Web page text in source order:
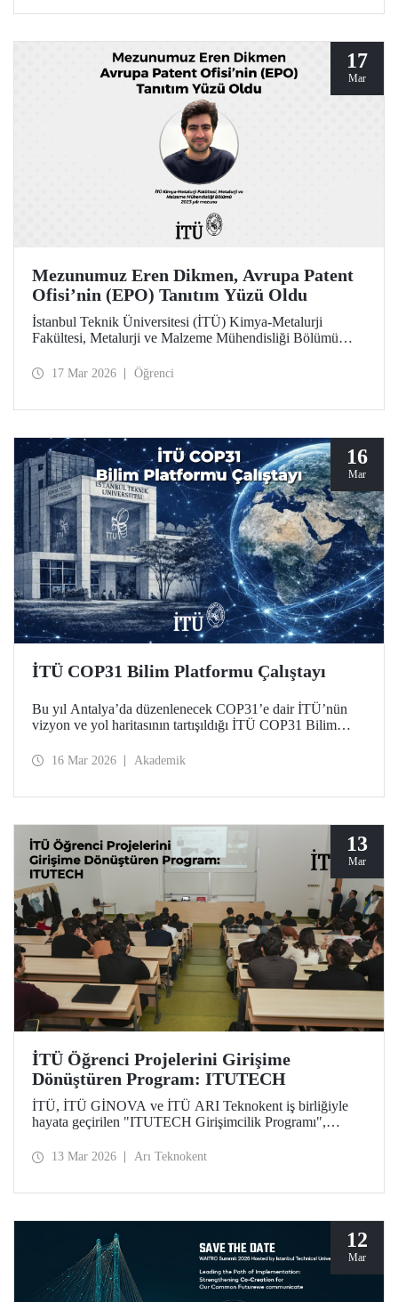
17
Mar
Mezunumuz Eren Dikmen, Avrupa Patent
Ofisi’nin (EPO) Tanıtım Yüzü Oldu
İstanbul Teknik Üniversitesi (İTÜ) Kimya-Metalurji
Fakültesi, Metalurji ve Malzeme Mühendisliği Bölümü
başvurduğu "Pan European Seal EPO Young
17 Mar 2026 Öğrenci
16
Mar
İTÜ COP31 Bilim Platformu Çalıştayı
Bu yıl Antalya’da düzenlenecek COP31’e dair İTÜ’nün
vizyon ve yol haritasının tartışıldığı İTÜ COP31 Bilim
Demirel Kültür Merkezimizde düzenlendi.
16 Mar 2026 Akademik
13
Mar
İTÜ Öğrenci Projelerini Girişime
Dönüştüren Program: ITUTECH
İTÜ, İTÜ GİNOVA ve İTÜ ARI Teknokent iş birliğiyle
hayata geçirilen "ITUTECH Girişimcilik Programı",
dönüştürmeyi amaçlıyor.
13 Mar 2026 Arı Teknokent
12
Mar